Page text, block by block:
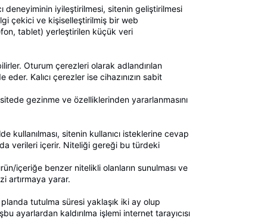
deneyiminin iyileştirilmesi, sitenin geliştirilmesi
çekici ve kişiselleştirilmiş bir web
tablet) yerleştirilen küçük veri
Oturum çerezleri olarak adlandırılan
Kalıcı çerezler ise cihazınızın sabit
gezinme ve özelliklerinden yararlanmasını
sitenin kullanıcı isteklerine cevap
verileri içerir. Niteliği gereği bu türdeki
içeriğe benzer nitelikli olanların sunulması ve
artırmaya yarar.
tutulma süresi yaklaşık iki ay olup
ayarlardan kaldırılma işlemi internet tarayıcısı